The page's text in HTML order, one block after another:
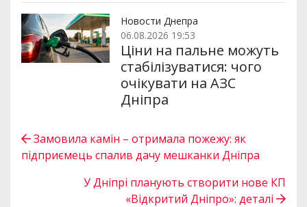
Новости Днепра
06.08.2026 19:53
Ціни на пальне можуть
стабілізуватися: чого
очікувати на АЗС
Дніпра
Замовила камін – отримала пожежу: як
підприємець спалив дачу мешканки Дніпра
У Дніпрі планують створити нове КП
«Відкритий Дніпро»: деталі